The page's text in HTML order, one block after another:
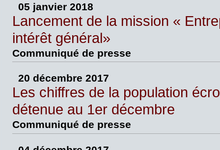
05 janvier 2018
Lancement de la mission «
intérêt général»
Communiqué de presse
20 décembre 2017
Les chiffres de la population
détenue au 1er décembre
Communiqué de presse